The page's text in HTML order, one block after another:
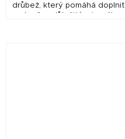
drůbež, který pomáhá doplnit
vápník a důležité minerály